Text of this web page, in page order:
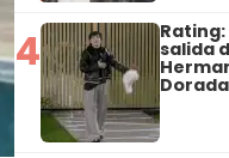
4 salida
Dorada